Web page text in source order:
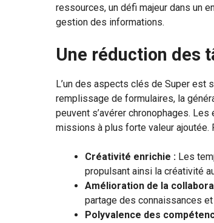
ressources, un défi majeur dans un
gestion des informations.
Une réduction des
L’un des aspects clés de Super est
remplissage de formulaires, la
peuvent s’avérer chronophages.
missions à plus forte valeur ajoutée.
Créativité enrichie : Les
propulsant ainsi la créativité
Amélioration de la
partage des connaissances et
Polyvalence des